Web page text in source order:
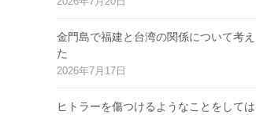
金門島で福建と台湾の関係について考え
た
2026年7月17日
ヒトラーを傷つけるようなことをしては